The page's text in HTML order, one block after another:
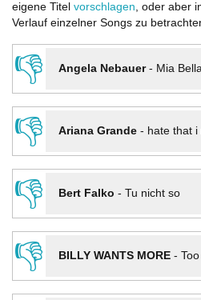
eigene Titel vorschlagen, oder aber
Verlauf einzelner Songs zu
👎 Angela Nebauer- Mia
👎
Ariana Grande- hate that
👎
Bert Falko - Tu nicht so
👎
BILLY WANTS MORE-